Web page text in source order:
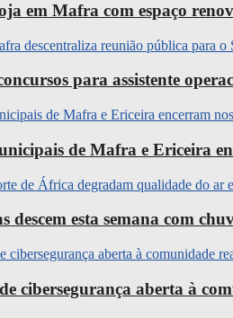
em Mafra com espaço
para assistente
de Mafra e Ericeira
descem esta semana com
cibersegurança aberta à